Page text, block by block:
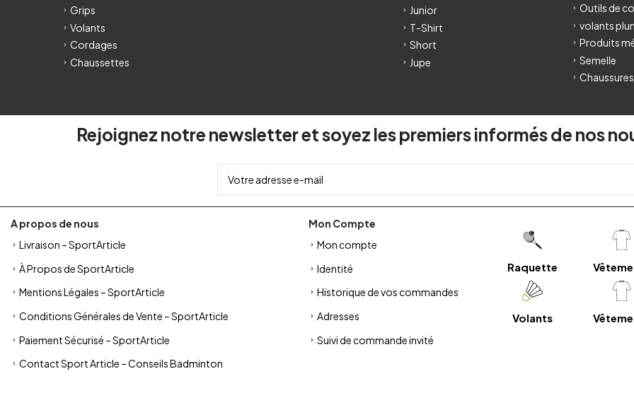
Grips
Volants
Cordages
Chaussettes
Junior
T-Shirt
Short
Jupe
Outils de
volants
Produits
Semelle
Chaussures
Rejoignez notre newsletter et soyez les premiers informés de nos
A propos de nous
Livraison – SportArticle
À Propos de SportArticle
Mentions Légales – SportArticle
Conditions Générales de Vente – SportArticle
Paiement Sécurisé – SportArticle
Contact Sport Article – Conseils Badminton
Mon Compte
Mon compte
Identité
Historique de vos commandes
Adresses
Suivi de commande invité
Raquette
Volants